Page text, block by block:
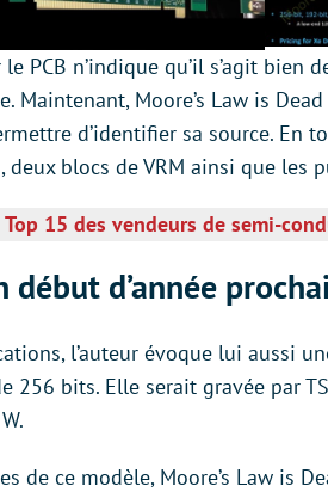
PCB n’indique qu’il s’agit bien
Maintenant, Moore’s Law is
d’identifier sa source. En
deux blocs de VRM ainsi que les
15 des vendeurs de semi-
début d’année
l’auteur évoque lui aussi
256 bits. Elle serait gravée par
de ce modèle, Moore’s Law is